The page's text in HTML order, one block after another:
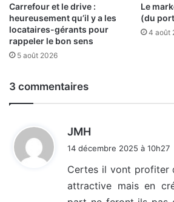
Carrefour et le drive :
heureusement qu’il y a les
locataires-gérants pour
rappeler le bon sens
5 août 2026
Le
(du
4 août
3 commentaires
JMH
:
14 décembre 2025 à 10h27
Certes il vont profiter
attractive mais en